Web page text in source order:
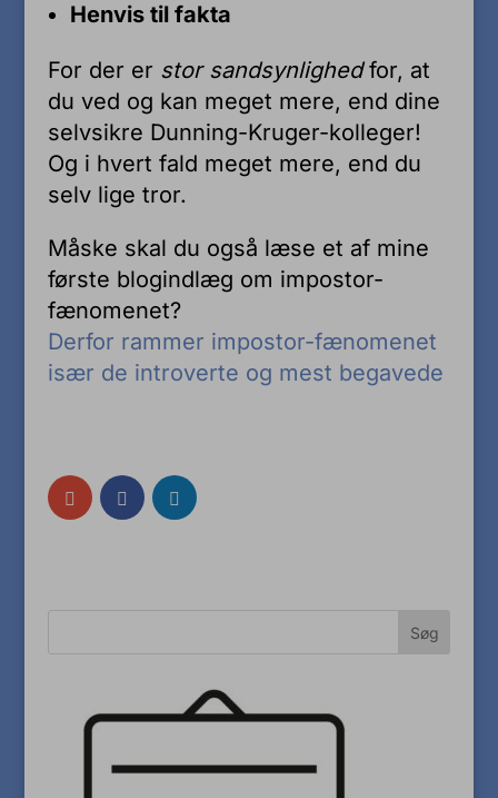
Henvis til fakta
For der er stor sandsynlighedfor, at
du ved og kan meget mere, end dine
selvsikre Dunning-Kruger-kolleger!
Og i hvert fald meget mere, end du
selv lige tror.
Måske skal du også læse et af mine
første blogindlæg om impostor-
fænomenet?
Derfor rammer impostor-fænomenet
især de introverte og mest begavede